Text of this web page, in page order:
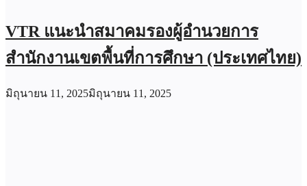
VTR แนะนำสมาคมรองผู้อำนวยการ
สำนักงานเขตพื้นที่การศึกษา (ประเทศไทย)
มิถุนายน 11, 2025มิถุนายน 11, 2025